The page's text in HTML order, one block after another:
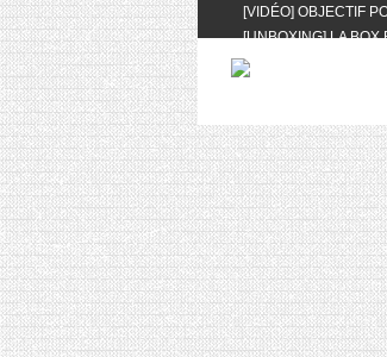
[VIDÉO] OBJECTIF
[UNBOXING] LA BOX
[VIDÉO] UNBOXING :
[VIDÉO] QUITOQUE
[VIDÉO] UNBOXING :
2024 FEAT. AKILA
[VIDÉO] OBJECTIF
VIE DES AUTRES
[VIDÉO] UNBOXING
FÉVRIER ET MARS
[VIDÉO] LA
[VIDÉO]